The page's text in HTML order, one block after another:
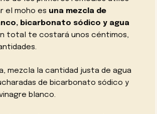
el moho es una mezcla de
bicarbonato sódico y agua
total te costará unos céntimos,
mezcla la cantidad justa de agua
de bicarbonato sódico y
blanco.